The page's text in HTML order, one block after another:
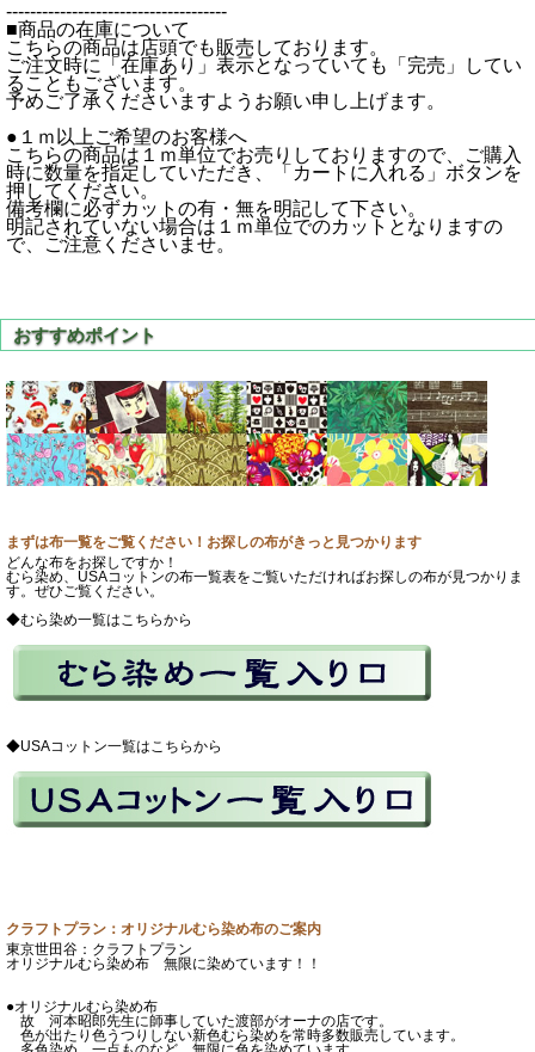
-------------------------------------
■商品の在庫について
こちらの商品は店頭でも販売しております。
ご注文時に「在庫あり」表示となっていても「完売」してい
ることもございます。
予めご了承くださいますようお願い申し上げます。
●１ｍ以上ご希望のお客様へ
こちらの商品は１ｍ単位でお売りしておりますので、ご購入
時に数量を指定していただき、「カートに入れる」ボタンを
押してください。
備考欄に必ずカットの有・無を明記して下さい。
明記されていない場合は１ｍ単位でのカットとなりますの
で、ご注意くださいませ。
まずは布一覧をご覧ください！お探しの布がきっと見つかります
どんな布をお探しですか！
むら染め、USAコットンの布一覧表をご覧いただければお探しの布が見つかりま
す。ぜひご覧ください。
◆むら染め一覧はこちらから
◆USAコットン一覧はこちらから
クラフトプラン：オリジナルむら染め布のご案内
東京世田谷：クラフトプラン
オリジナルむら染め布 無限に染めています！！
●オリジナルむら染め布
故 河本昭郎先生に師事していた渡部がオーナの店です。
色が出たり色うつりしない新色むら染めを常時多数販売しています。